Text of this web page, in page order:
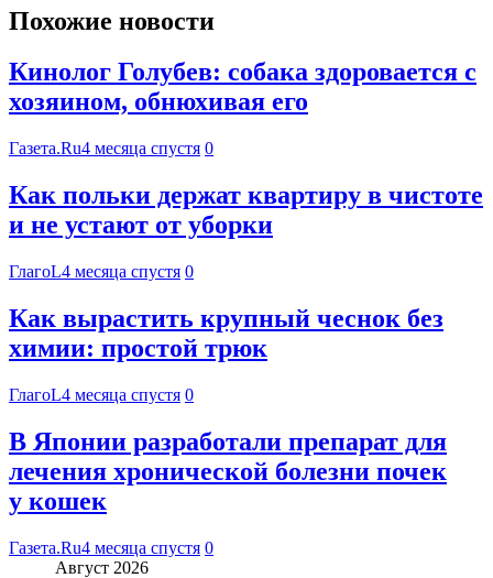
Похожие новости
Кинолог Голубев: собака здоровается с
хозяином, обнюхивая его
Газета.Ru4 месяца спустя 0
Как польки держат квартиру в чистоте
и не устают от уборки
ГлагоL4 месяца спустя 0
Как вырастить крупный чеснок без
химии: простой трюк
ГлагоL4 месяца спустя 0
В Японии разработали препарат для
лечения хронической болезни почек
у кошек
Газета.Ru4 месяца спустя 0
Август 2026